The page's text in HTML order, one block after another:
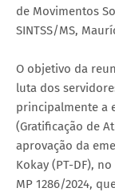
de Movimentos
SINTSS/MS,
O objetivo da
luta dos
principalmente a
(Gratificação de
aprovação da
Kokay (PT-DF),
MP 1286/2024,